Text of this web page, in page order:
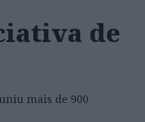
de
mais de 900